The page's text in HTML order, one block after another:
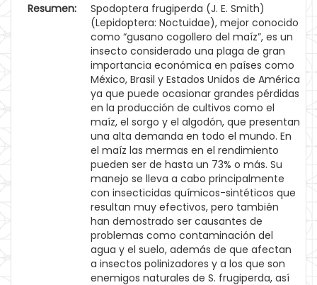
Resumen:
Spodoptera frugiperda (J. E. Smith)
(Lepidoptera: Noctuidae), mejor conocido
como “gusano cogollero del maíz”, es un
insecto considerado una plaga de gran
importancia económica en países como
México, Brasil y Estados Unidos de América
ya que puede ocasionar grandes pérdidas
en la producción de cultivos como el
maíz, el sorgo y el algodón, que presentan
una alta demanda en todo el mundo. En
el maíz las mermas en el rendimiento
pueden ser de hasta un 73% o más. Su
manejo se lleva a cabo principalmente
con insecticidas químicos-sintéticos que
resultan muy efectivos, pero también
han demostrado ser causantes de
problemas como contaminación del
agua y el suelo, además de que afectan
a insectos polinizadores y a los que son
enemigos naturales de S. frugiperda, así